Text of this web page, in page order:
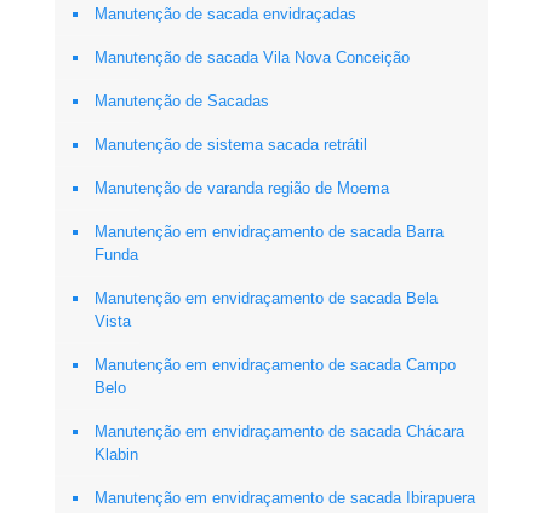
Manutenção de sacada envidraçadas
Manutenção de sacada Vila Nova Conceição
Manutenção de Sacadas
Manutenção de sistema sacada retrátil
Manutenção de varanda região de Moema
Manutenção em envidraçamento de sacada Barra
Funda
Manutenção em envidraçamento de sacada Bela
Vista
Manutenção em envidraçamento de sacada Campo
Belo
Manutenção em envidraçamento de sacada Chácara
Klabin
Manutenção em envidraçamento de sacada Ibirapuera